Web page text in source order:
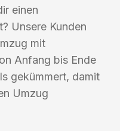
einen
Unsere Kunden
mit
Anfang bis Ende
gekümmert, damit
Umzug